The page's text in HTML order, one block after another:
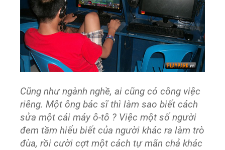
Cũng như ngành nghề, ai cũng có công việc
riêng. Một ông bác sĩ thì làm sao biết cách
sửa một cái máy ô-tô ? Việc một số người
đem tầm hiểu biết của người khác ra làm trò
đùa, rồi cười cợt một cách tự mãn chả khác